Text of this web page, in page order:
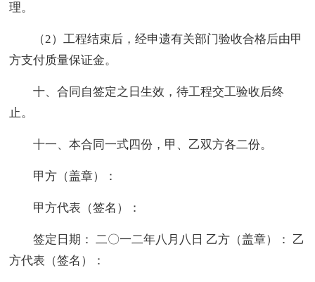
理。
（2）工程结束后，经申遗有关部门验收合格后由甲
方支付质量保证金。
十、合同自签定之日生效，待工程交工验收后终
止。
十一、本合同一式四份，甲、乙双方各二份。
甲方（盖章）：
甲方代表（签名）：
签定日期： 二〇一二年八月八日 乙方（盖章）： 乙
方代表（签名）：